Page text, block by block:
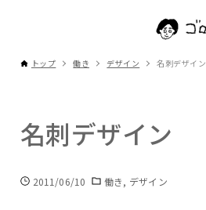
トップ 働き デザイン 名刺デザイン
名刺デザイン
2011/06/10 働き デザイン